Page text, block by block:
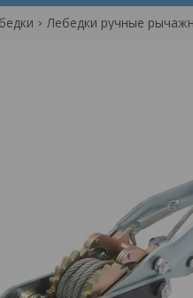
Лебедки ручные